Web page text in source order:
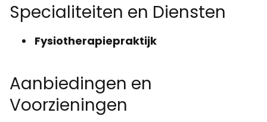
Specialiteiten en Diensten
Fysiotherapiepraktijk
Aanbiedingen en
Voorzieningen